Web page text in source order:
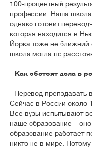
100-процентный
профессии. Наша школа
однако готовит
которая находится в
Йорка тоже не ближний
школа могла по
- Как обстоят дела в
- Перевод преподавать
Сейчас в России около
Все вузы испытывают
наше образование –
образование работает
никто не в мире. Потому